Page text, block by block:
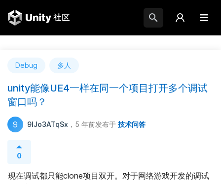
Debug 多人
unity能像UE4一样在同一个项目打开多个调试
窗口吗？
9 9IJo3ATqSx ，5 年前发布于 技术问答
0
现在调试都只能clone项目双开。对于网络游戏开发的调试